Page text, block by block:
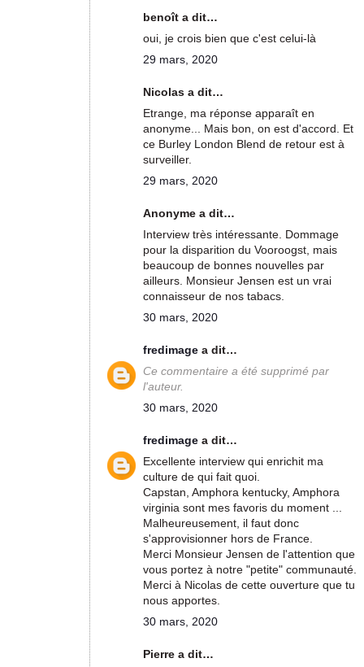
benoît a dit…
oui, je crois bien que c'est celui-là
29 mars, 2020
Nicolas a dit…
Etrange, ma réponse apparaît en
anonyme... Mais bon, on est d'accord. Et
ce Burley London Blend de retour est à
surveiller.
29 mars, 2020
Anonyme a dit…
Interview très intéressante. Dommage
pour la disparition du Vooroogst, mais
beaucoup de bonnes nouvelles par
ailleurs. Monsieur Jensen est un vrai
connaisseur de nos tabacs.
30 mars, 2020
fredimage a dit…
Ce commentaire a été supprimé par
l'auteur.
30 mars, 2020
fredimage a dit…
Excellente interview qui enrichit ma
culture de qui fait quoi.
Capstan, Amphora kentucky, Amphora
virginia sont mes favoris du moment ...
Malheureusement, il faut donc
s'approvisionner hors de France.
Merci Monsieur Jensen de l'attention que
vous portez à notre "petite" communauté.
Merci à Nicolas de cette ouverture que tu
nous apportes.
30 mars, 2020
Pierre a dit…